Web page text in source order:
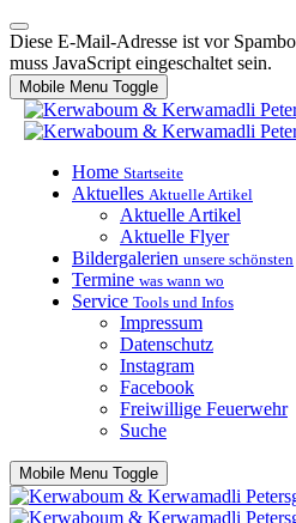
Diese E-Mail-Adresse ist vor
muss JavaScript eingeschaltet sein.
Mobile Menu Toggle
Home Startseite
Aktuelles Aktuelle Artikel
Aktuelle Artikel
Aktuelle Flyer
Bildergalerien unsere schönsten
Termine was wann wo
Service Tools und Infos
Impressum
Datenschutz
Instagram
Facebook
Freiwillige Feuerwehr
Suche
Mobile Menu Toggle